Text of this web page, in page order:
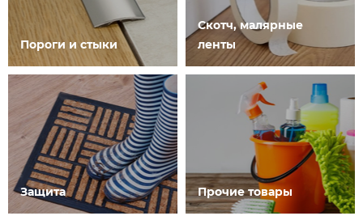
Пороги и стыки
Скотч, малярные
ленты
Защита Прочие товары